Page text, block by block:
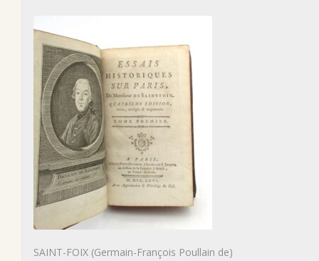
SAINT-FOIX (Germain-François Poullain de)